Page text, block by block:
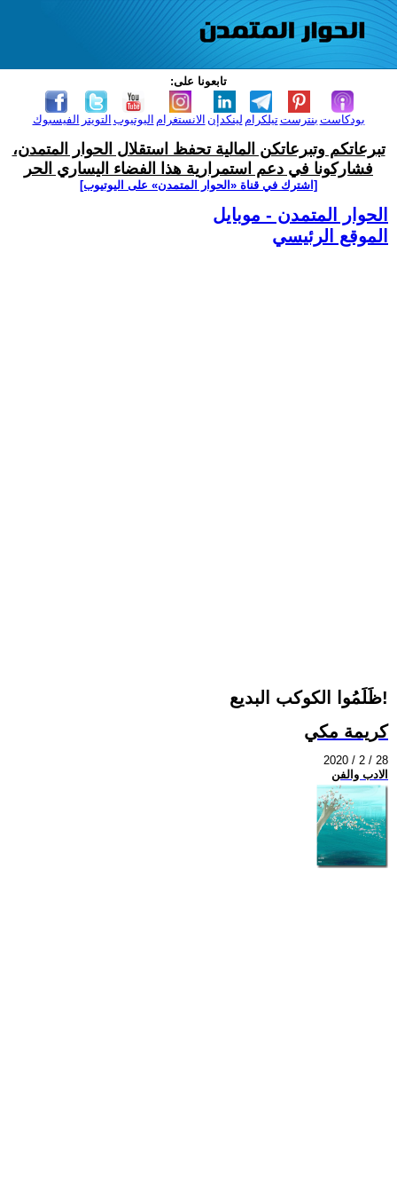
تابعونا على:
الفيسبوك التويتر اليوتيوب الانستغرام لينكدإن تيلكرامبنترست بودكاست
تبرعاتكم وتبرعاتكن المالية تحفظ استقلال الحوار المتمدن،
فشاركونا في دعم استمرارية هذا الفضاء اليساري الحر
[اشترك في قناة ‫«الحوار المتمدن» على اليوتيوب]
الحوار المتمدن - موبايل
الموقع الرئيسي
ظَلَمُوا الكوكب البديع!
كريمة مكي
2020 / 2 / 28
الادب والفن